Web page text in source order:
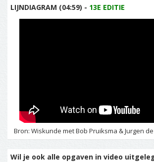
LIJNDIAGRAM (04:59) - 13E EDITIE
Bron: Wiskunde met Bob Pruiksma & Jurgen de
Wil je ook alle opgaven in video